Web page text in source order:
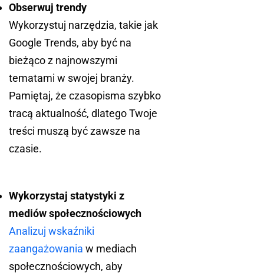
Obserwuj trendy
Wykorzystuj narzędzia, takie jak
Google Trends, aby być na
bieżąco z najnowszymi
tematami w swojej branży.
Pamiętaj, że czasopisma szybko
tracą aktualność, dlatego Twoje
treści muszą być zawsze na
czasie.
Wykorzystaj statystyki z
mediów społecznościowych
Analizuj wskaźniki
zaangażowania w mediach
społecznościowych, aby